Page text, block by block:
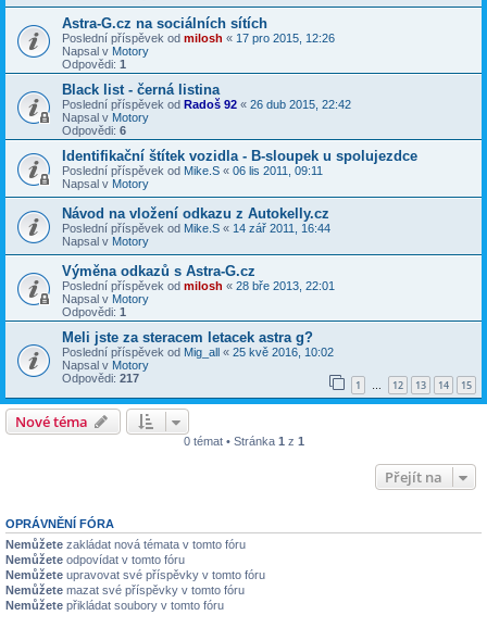
Astra-G.cz na sociálních sítích
Poslední příspěvek od milosh « 17 pro 2015, 12:26
Napsal v Motory
Odpovědi: 1
Black list - černá listina
Poslední příspěvek od Radoš 92 « 26 dub 2015, 22:42
Napsal v Motory
Odpovědi: 6
Identifikační štítek vozidla - B-sloupek u spolujezdce
Poslední příspěvek od Mike.S « 06 lis 2011, 09:11
Napsal v Motory
Návod na vložení odkazu z Autokelly.cz
Poslední příspěvek od Mike.S « 14 zář 2011, 16:44
Napsal v Motory
Výměna odkazů s Astra-G.cz
Poslední příspěvek od milosh « 28 bře 2013, 22:01
Napsal v Motory
Odpovědi: 1
Meli jste za steracem letacek astra g?
Poslední příspěvek od Mig_all « 25 kvě 2016, 10:02
Napsal v Motory
Odpovědi: 217 1 … 12 13 14 15
Nové téma
0 témat • Stránka 1 z 1
Přejít na
OPRÁVNĚNÍ FÓRA
Nemůžete zakládat nová témata v tomto fóru
Nemůžete odpovídat v tomto fóru
Nemůžete upravovat své příspěvky v tomto fóru
Nemůžete mazat své příspěvky v tomto fóru
Nemůžete přikládat soubory v tomto fóru